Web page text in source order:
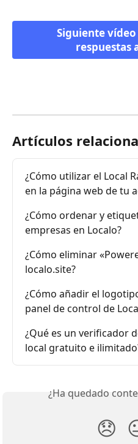
Siguiente
respuestas
Artículos
¿Cómo utilizar el Local
en la página web de tu
¿Cómo ordenar y
empresas en Localo?
¿Cómo eliminar
localo.site?
¿Cómo añadir el
panel de control de
¿Qué es un verificador
local gratuito e
¿Ha quedado
😞